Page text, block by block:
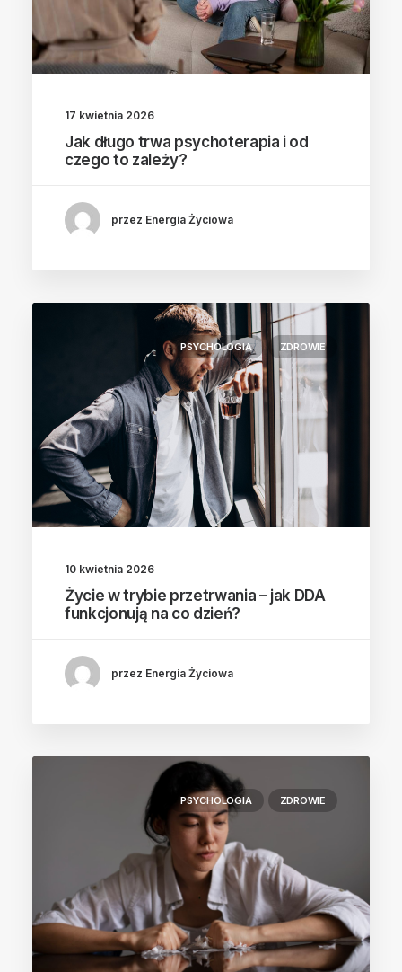
17 kwietnia 2026
Jak długo trwa psychoterapia i od
czego to zależy?
przez Energia Życiowa
PSYCHOLOGIA ZDROWIE
10 kwietnia 2026
Życie w trybie przetrwania – jak DDA
funkcjonują na co dzień?
przez Energia Życiowa
PSYCHOLOGIA ZDROWIE